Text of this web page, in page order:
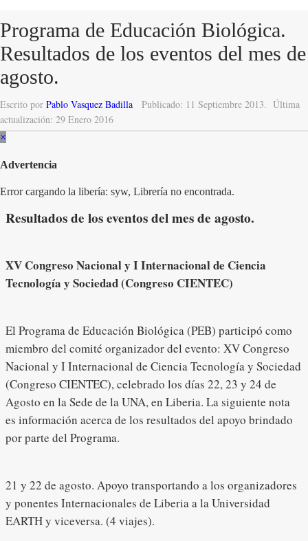
Programa de Educación Biológica.
Resultados de los eventos del mes de
agosto.
Escrito por Pablo Vasquez Badilla Publicado: 11 Septiembre 2013. Última
actualización: 29 Enero 2016
×
Advertencia
Error cargando la libería: syw, Librería no encontrada.
Resultados de los eventos del mes de agosto.
XV Congreso Nacional y I Internacional de Ciencia
Tecnología y Sociedad (Congreso CIENTEC)
El Programa de Educación Biológica (PEB) participó como
miembro del comité organizador del evento: XV Congreso
Nacional y I Internacional de Ciencia Tecnología y Sociedad
(Congreso CIENTEC), celebrado los días 22, 23 y 24 de
Agosto en la Sede de la UNA, en Liberia. La siguiente nota
es información acerca de los resultados del apoyo brindado
por parte del Programa.
21 y 22 de agosto. Apoyo transportando a los organizadores
y ponentes Internacionales de Liberia a la Universidad
EARTH y viceversa. (4 viajes).